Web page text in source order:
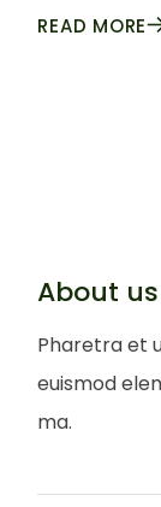
READ MORE
About us
Pharetra et
euismod
ma.